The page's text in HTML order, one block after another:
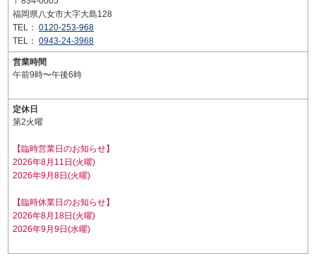
福岡県八女市大字大島128
TEL： 0120-253-968
TEL： 0943-24-3968
営業時間
午前9時〜午後6時
定休日
第2火曜
【臨時営業日のお知らせ】
2026年8月11日(火曜)
2026年9月8日(火曜)
【臨時休業日のお知らせ】
2026年8月18日(火曜)
2026年9月9日(水曜)